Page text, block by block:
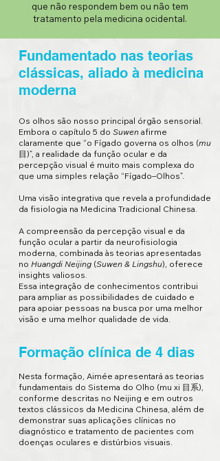
que não respondem bem ou não tem
tratamento pela medicina ocidental.
Fundamentado nas teorias
clássicas, aliado à medicina
moderna
Os olhos são nosso principal órgão sensorial.
Embora o capítulo 5 do Suwen afirme
claramente que “o Fígado governa os olhos (mu
目)”, a realidade da função ocular e da
percepção visual é muito mais complexa do
que uma simples relação “Fígado–Olhos”.
Uma visão integrativa que revela a profundidade
da fisiologia na Medicina Tradicional Chinesa.
A compreensão da percepção visual e da
função ocular a partir da neurofisiologia
moderna, combinada às teorias apresentadas
no Huangdi Neijing (Suwen & Lingshu), oferece
insights valiosos.
Essa integração de conhecimentos contribui
para ampliar as possibilidades de cuidado e
para apoiar pessoas na busca por uma melhor
visão e uma melhor qualidade de vida.
Formação clínica de 4 dias
Nesta formação, Aimée apresentará as teorias
fundamentais do Sistema do Olho (mu xi 目系),
conforme descritas no Neijing e em outros
textos clássicos da Medicina Chinesa, além de
demonstrar suas aplicações clínicas no
diagnóstico e tratamento de pacientes com
doenças oculares e distúrbios visuais.